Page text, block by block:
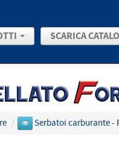
SCARICA
/ Serbatoi carburante -